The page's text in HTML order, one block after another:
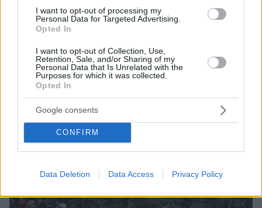
I want to opt-out of processing my
Personal Data for Targeted Advertising.
Opted In
I want to opt-out of Collection, Use,
Retention, Sale, and/or Sharing of my
Personal Data that Is Unrelated with the
Purposes for which it was collected.
Opted In
Google consents
CONFIRM
Data Deletion Data Access Privacy Policy
περισσότερους από 60 τραυματίες